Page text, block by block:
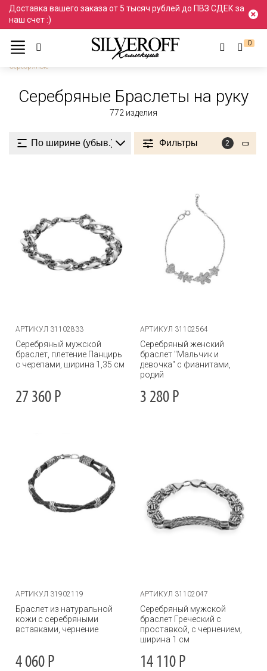
Доставка вашего заказа от 5 тысяч рублей до ПВЗ СДЕК за
наш счет :)
0
Ювелирные украшения
Браслеты
Браслеты на руку
Серебряные
Серебряные Браслеты на руку
772 изделия
Фильтры 2
АРТИКУЛ 31102833
Серебряный мужской
браслет, плетение Панцирь
с черепами, ширина 1,35 см
27 360 Р
АРТИКУЛ 31102564
Серебряный женский
браслет "Мальчик и
девочка" с фианитами,
родий
3 280 Р
АРТИКУЛ 31902119
Браслет из натуральной
кожи с серебряными
вставками, чернение
4 060 Р
АРТИКУЛ 31102047
Серебряный мужской
браслет Греческий с
проставкой, с чернением,
ширина 1 см
14 110 Р